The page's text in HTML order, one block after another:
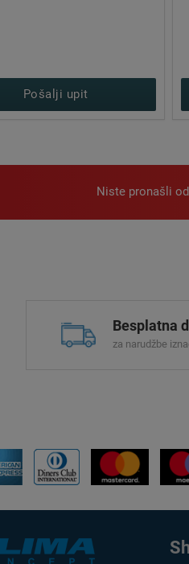
Pošalji upit
Niste pronašli
Besplatna
za narudžbe